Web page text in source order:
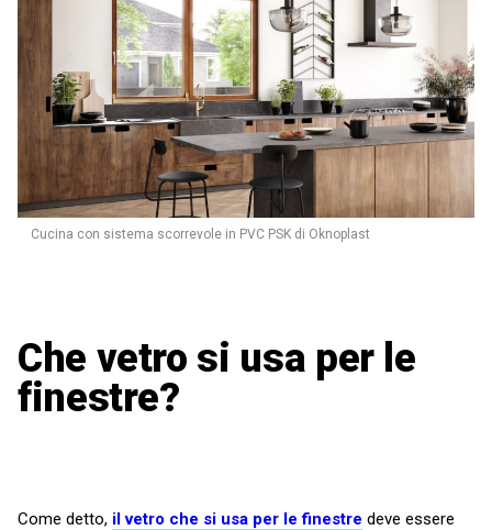
Cucina con sistema scorrevole in PVC PSK di Oknoplast
Che vetro si usa per le
finestre?
Come detto, il vetro che si usa per le finestre deve essere